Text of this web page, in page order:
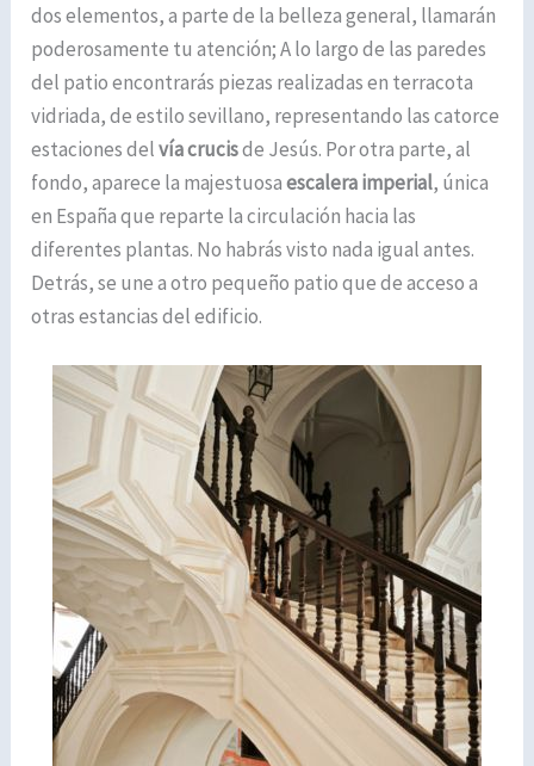
dos elementos, a parte de la belleza general, llamarán
poderosamente tu atención; A lo largo de las paredes
del patio encontrarás piezas realizadas en terracota
vidriada, de estilo sevillano, representando las catorce
estaciones delvía crucisde Jesús. Por otra parte, al
fondo, aparece la majestuosaescalera imperial, única
en España que reparte la circulación hacia las
diferentes plantas. No habrás visto nada igual antes.
Detrás, se une a otro pequeño patio que de acceso a
otras estancias del edificio.